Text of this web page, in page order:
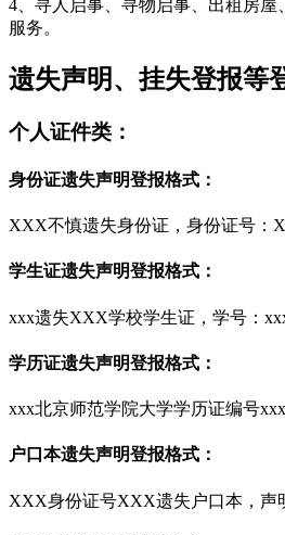
4、寻人启事、寻物启事、出租房屋
服务。
遗失声明、挂失登报等
个人证件类：
身份证遗失声明登报格式：
XXX不慎遗失身份证，身份证号：
学生证遗失声明登报格式：
xxx遗失XXX学校学生证，学号：
学历证遗失声明登报格式：
xxx北京师范学院大学学历证编号
户口本遗失声明登报格式：
XXX身份证号XXX遗失户口本，声